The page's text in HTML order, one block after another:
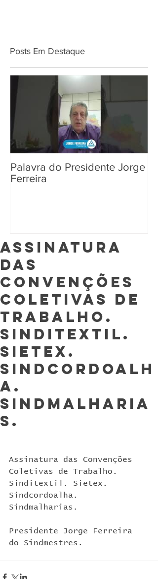
Posts Em Destaque
Palavra do Presidente Jorge
Ferreira
Assinatura
das
Convenções
Coletivas de
Trabalho.
Sinditextil.
Sietex.
Sindcordoalh
a.
Sindmalharia
s.
Assinatura das Convenções
Coletivas de Trabalho.
Sinditextil. Sietex.
Sindcordoalha.
Sindmalharias.
Presidente Jorge Ferreira
do Sindmestres.